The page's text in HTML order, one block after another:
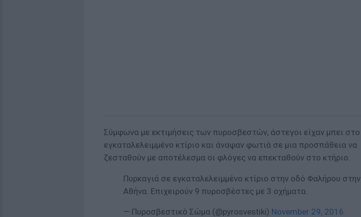
Σύμφωνα με εκτιμήσεις των πυροσβεστών, άστεγοι είχαν μπει στο
εγκαταλελειμμένο κτίριο και άναψαν φωτιά σε μια προσπάθεια να
ζεσταθούν με αποτέλεσμα οι φλόγες να επεκταθούν στο κτήριο.
Πυρκαγιά σε εγκαταλελειμμένο κτίριο στην οδό Φαλήρου στην
Αθήνα. Επιχειρούν 9 πυροσβέστες με 3 οχήματα.
— Πυροσβεστικό Σώμα (@pyrosvestiki) November 29, 2016